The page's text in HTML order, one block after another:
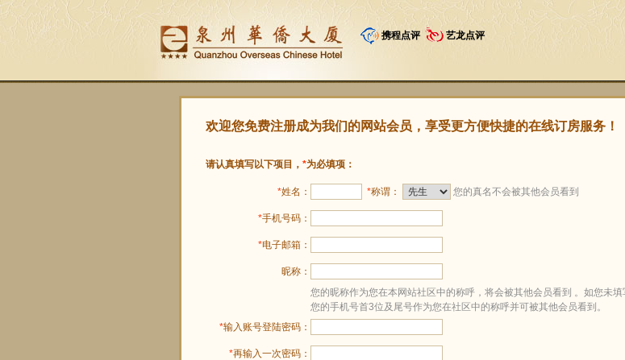
携程点评 艺龙点评
欢迎您免费注册成为我们的网站会员，享受更方便快捷的在线订房服务！
请认真填写以下项目， *为必填项：
*姓名： *称谓： 您的真名不会被其他会员看到
*手机号码：
*电子邮箱：
昵称：
您的昵称作为您在本网站社区中的称呼，将会被其他会员看到 。如您未
您的手机号首3位及尾号作为您在社区中的称呼并可被其他会员看到。
*输入账号登陆密码：
*再输入一次密码：